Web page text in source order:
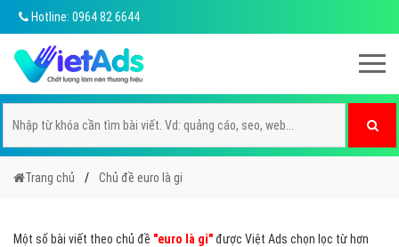
Hotline: 0964 82 6644
Trang chủ Chủ đề euro là gi
Một số bài viết theo chủ đề "euro là gi"được Việt Ads chọn lọc từ hơn